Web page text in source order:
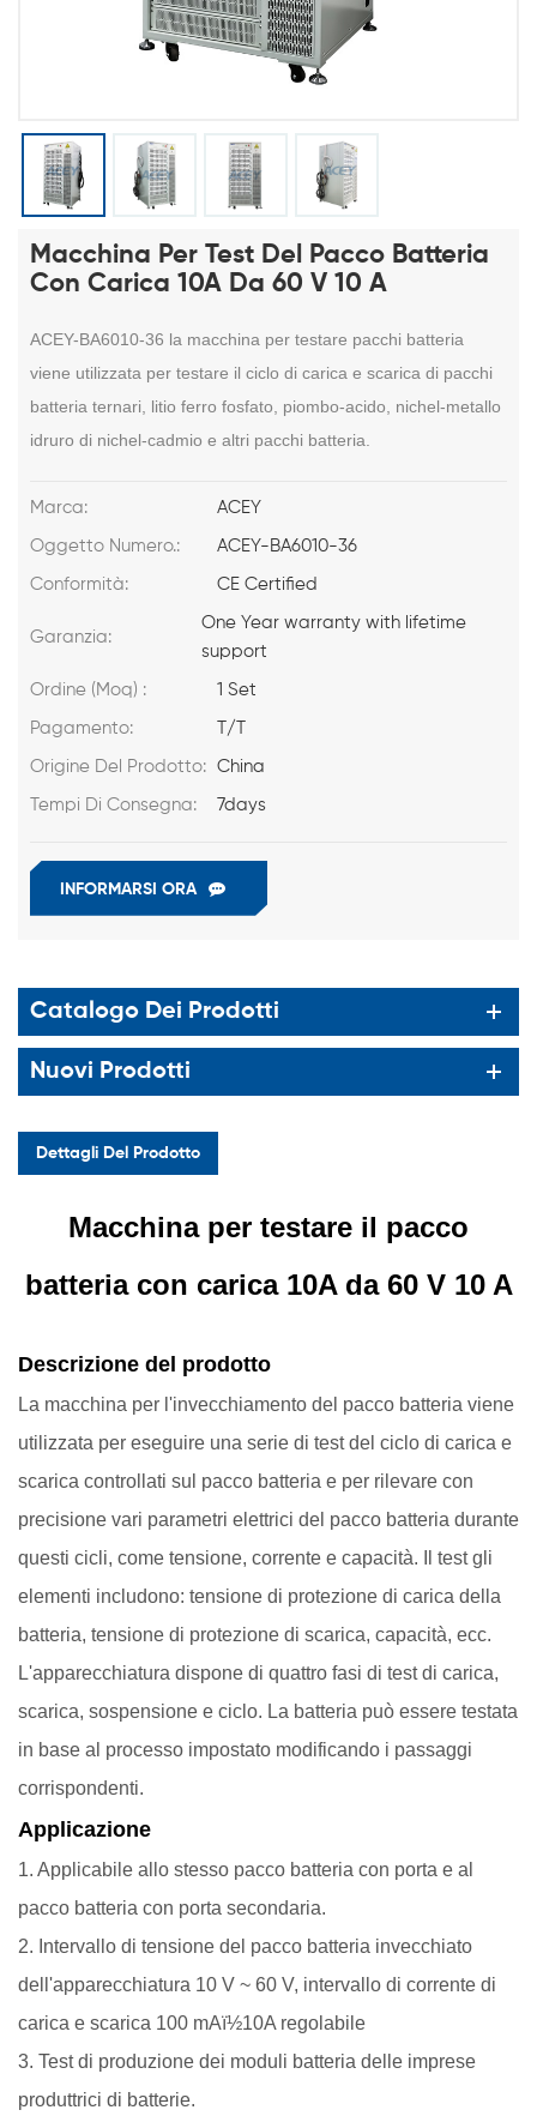
Macchina Per Test Del Pacco Batteria
Con Carica 10A Da 60 V 10 A
ACEY-BA6010-36 la macchina per testare pacchi batteria
viene utilizzata per testare il ciclo di carica e scarica di pacchi
batteria ternari, litio ferro fosfato, piombo-acido, nichel-metallo
idruro di nichel-cadmio e altri pacchi batteria.
Marca: ACEY
Oggetto Numero.: ACEY-BA6010-36
Conformità: CE Certified
Garanzia:
One Year warranty with lifetime
support
Ordine (Moq) : 1 Set
Pagamento: T/T
Origine Del Prodotto: China
Tempi Di Consegna: 7days
INFORMARSI ORA
Catalogo Dei Prodotti
Nuovi Prodotti
Dettagli Del Prodotto
Macchina per testare il pacco
batteria con carica 10A da 60 V 10 A
Descrizione del prodotto
La macchina per l'invecchiamento del pacco batteria viene
utilizzata per eseguire una serie di test del ciclo di carica e
scarica controllati sul pacco batteria e per rilevare con
precisione vari parametri elettrici del pacco batteria durante
questi cicli, come tensione, corrente e capacità. Il test gli
elementi includono: tensione di protezione di carica della
batteria, tensione di protezione di scarica, capacità, ecc.
L'apparecchiatura dispone di quattro fasi di test di carica,
scarica, sospensione e ciclo. La batteria può essere testata
in base al processo impostato modificando i passaggi
corrispondenti.
Applicazione
1. Applicabile allo stesso pacco batteria con porta e al
pacco batteria con porta secondaria.
2. Intervallo di tensione del pacco batteria invecchiato
dell'apparecchiatura 10 V ~ 60 V, intervallo di corrente di
carica e scarica 100 mAï½10A regolabile
3. Test di produzione dei moduli batteria delle imprese
produttrici di batterie.